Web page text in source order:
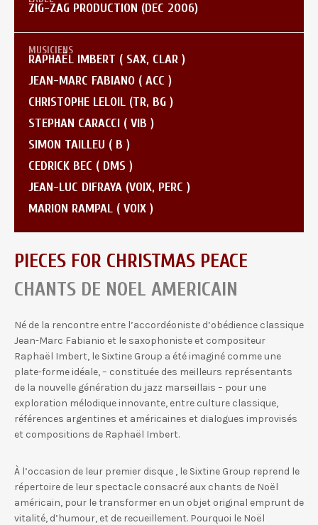
ZIG-ZAG PRODUCTION (DEC 2006)
RAPHAËL IMBERT ( SAX, CLAR )
JEAN-MARC FABIANO ( ACC )
CHRISTOPHE LELOIL (TR, BG )
STEPHAN CARACCI ( VIB )
SIMON TAILLEU ( B )
CEDRICK BEC ( DMS )
JEAN-LUC DIFRAYA (VOIX, PERC )
MARION RAMPAL ( VOIX )
PIECES FOR CHRISTMAS PEACE
CHANTS DE NOEL AMERICAIN
Né de la rencontre entre l’accordéoniste d’obédience classique
Jean-Marc Fabianio et le saxophoniste et compositeur
Raphaël Imbert, le Sixtine Group a été imaginé comme une
plate-forme idéale, – constituée des meilleurs représentants
de la nouvelle génération du jazz marseillais – pour une
exploration mélodique innovante, entre culture classique,
références argentines et américaines et dialogues improvisés
et compositions de Raphaël Imbert.
À l’occasion de leur premier disque , le Sixtine Group reprend le
répertoire de leur spectacle consacré aux chants de Noël
américain, pour le transformer en un objet original emprunt de
vitalité, d’humour, et de recueillement. Pourquoi le Noël